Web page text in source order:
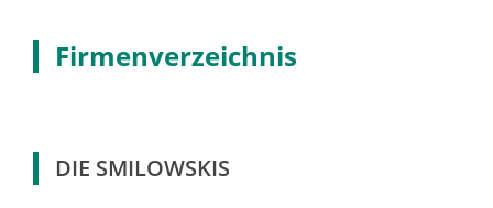
Firmenverzeichnis
DIE SMILOWSKIS